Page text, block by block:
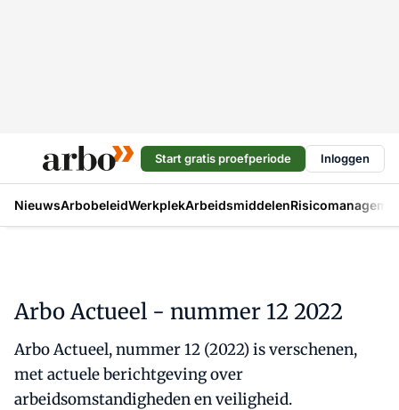
Start gratis proefperiode Inloggen
NieuwsArbobeleidWerkplekArbeidsmiddelen
Arbo Actueel - nummer 12 2022
Arbo Actueel, nummer 12 (2022) is verschenen,
met actuele berichtgeving over
arbeidsomstandigheden en veiligheid.